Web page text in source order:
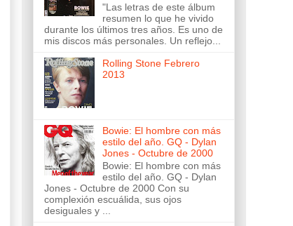
"Las letras de este álbum
resumen lo que he vivido
durante los últimos tres años. Es uno de
mis discos más personales. Un reflejo...
Rolling Stone Febrero
2013
Bowie: El hombre con más
estilo del año. GQ - Dylan
Jones - Octubre de 2000
Bowie: El hombre con más
estilo del año. GQ - Dylan
Jones - Octubre de 2000 Con su
complexión escuálida, sus ojos
desiguales y ...